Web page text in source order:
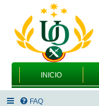
INICIO
FAQ